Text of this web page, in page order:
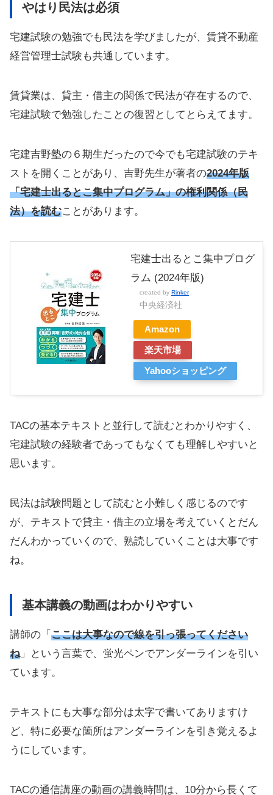
やはり民法は必須
宅建試験の勉強でも民法を学びましたが、賃貸不動産
経営管理士試験も共通しています。
賃貸業は、貸主・借主の関係で民法が存在するので、
宅建試験で勉強したことの復習としてとらえてます。
宅建吉野塾の６期生だったので今でも宅建試験のテキ
ストを開くことがあり、吉野先生が著者の2024年版
「宅建士出るとこ集中プログラム」の権利関係（民
法）を読むことがあります。
宅建士出るとこ集中プログ
ラム (2024年版)
created by Rinker
中央経済社
Amazon
楽天市場
Yahooショッピング
TACの基本テキストと並行して読むとわかりやすく、
宅建試験の経験者であってもなくても理解しやすいと
思います。
民法は試験問題として読むと小難しく感じるのです
が、テキストで貸主・借主の立場を考えていくとだん
だんわかっていくので、熟読していくことは大事です
ね。
基本講義の動画はわかりやすい
講師の「 ここは大事なので線を引っ張ってください
ね 」という言葉で、蛍光ペンでアンダーラインを引い
ています。
テキストにも大事な部分は太字で書いてありますけ
ど、特に必要な箇所はアンダーラインを引き覚えるよ
うにしています。
TACの通信講座の動画の講義時間は、10分から長くて